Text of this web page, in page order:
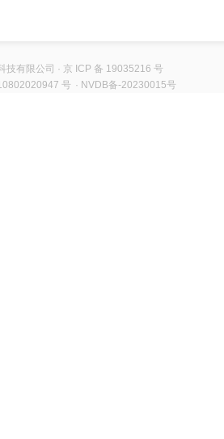
技有限公司 · 京 ICP 备 19035216 号
号 · NVDB备-20230015号